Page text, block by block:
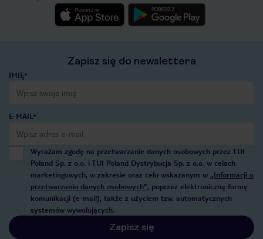
Zapisz się do newslettera
IMIĘ*
E-MAIL*
Wyrażam zgodę na przetwarzanie danych osobowych przez TUI
Poland Sp. z o.o. i TUI Poland Dystrybucja Sp. z o.o. w celach
marketingowych, w zakresie oraz celu wskazanym w „Informacji o
przetwarzaniu danych osobowych”, poprzez elektroniczną formę
komunikacji (e-mail), także z użyciem tzw. automatycznych
systemów wywołujących.
Zapisz się